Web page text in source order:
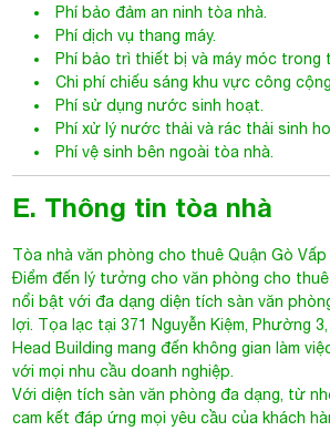
Phí bảo đảm an ninh tòa nhà.
Phí dịch vụ thang máy.
Phí bảo trì thiết bị và máy móc trong
Chi phí chiếu sáng khu vực công
Phí sử dụng nước sinh hoạt.
Phí xử lý nước thải và rác thải sinh
Phí vệ sinh bên ngoài tòa nhà.
E. Thông tin tòa nhà
Tòa nhà văn phòng cho thuê Quận Gò Vấp
Điểm đến lý tưởng cho văn phòng cho
nổi bật với đa dạng diện tích sàn văn
lợi. Tọa lạc tại 371 Nguyễn Kiệm, Phường
Head Building mang đến không gian làm
với mọi nhu cầu doanh nghiệp.
Với diện tích sàn văn phòng đa dạng, từ
cam kết đáp ứng mọi yêu cầu của khách